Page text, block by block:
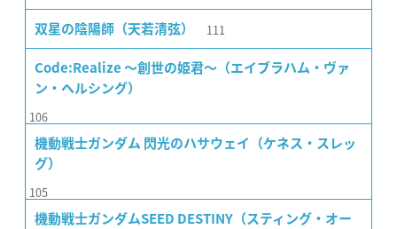
双星の陰陽師（天若清弦） 111
Code:Realize 〜創世の姫君〜（エイブラハム・ヴァ
ン・ヘルシング）
106
機動戦士ガンダム 閃光のハサウェイ（ケネス・スレッ
グ）
105
機動戦士ガンダムSEED DESTINY（スティング・オー